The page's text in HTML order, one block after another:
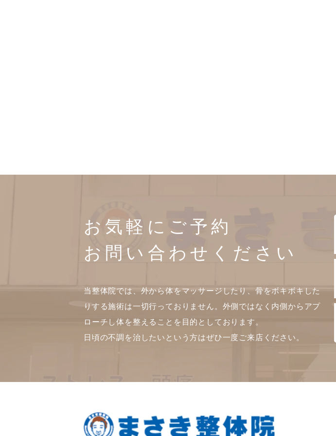
お気軽にご予約
お問い合わせください
当整体院では、外から体をマッサージしたり、骨をボキボキした
りする施術は一切行っておりません。外側ではなく内側からアプ
ローチし体を整えることを目的としております。
日頃の不調を治したいという方はぜひ一度ご来店ください。